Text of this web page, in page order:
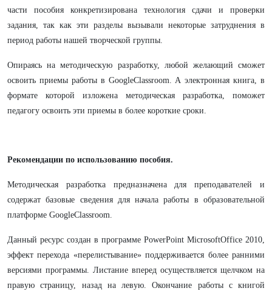
части пособия конкретизирована технология сдачи и проверки
задания, так как эти разделы вызывали некоторые затруднения в
период работы нашей творческой группы.
Опираясь на методическую разработку, любой желающий сможет
освоить приемы работы в GoogleClassroom. А электронная книга, в
формате которой изложена методическая разработка, поможет
педагогу освоить эти приемы в более короткие сроки.
Рекомендации по использованию пособия.
Методическая разработка предназначена для преподавателей и
содержат базовые сведения для начала работы в образовательной
платформе GoogleClassroom.
Данный ресурс создан в программе PowerPoint MicrosoftOffice 2010,
эффект перехода «перелистывание» поддерживается более ранними
версиями программы. Листание вперед осуществляется щелчком на
правую страницу, назад на левую. Окончание работы с книгой